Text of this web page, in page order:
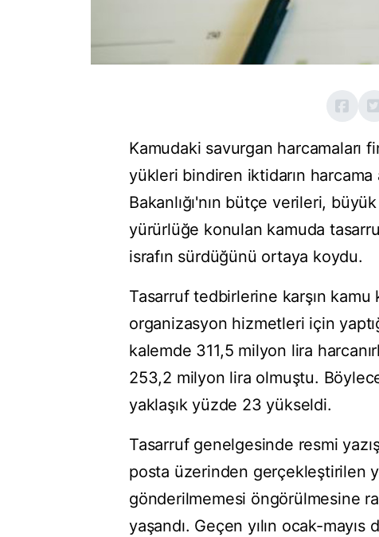
Kamudaki savurgan harcamaları
yükleri bindiren iktidarın harcama
Bakanlığı'nın bütçe verileri,
yürürlüğe konulan kamuda
israfın sürdüğünü ortaya koydu.
Tasarruf tedbirlerine karşın kamu
organizasyon hizmetleri için
kalemde 311,5 milyon lira
253,2 milyon lira olmuştu.
yaklaşık yüzde 23 yükseldi.
Tasarruf genelgesinde resmi
posta üzerinden gerçekleştirilen
gönderilmemesi öngörülmesine
yaşandı. Geçen yılın ocak-